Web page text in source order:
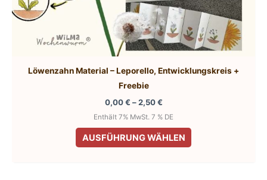
Löwenzahn Material – Leporello, Entwicklungskreis +
Freebie
0,00€ –2,50€Preisspanne:
bis
Enthält 7% MwSt. 7 % DE
AUSFÜHRUNG WÄHLEN
Dieses
Produkt